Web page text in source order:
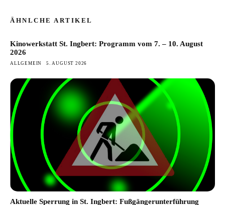
ÄHNLCHE ARTIKEL
Kinowerkstatt St. Ingbert: Programm vom 7. – 10. August
2026
ALLGEMEIN 5. AUGUST 2026
Aktuelle Sperrung in St. Ingbert: Fußgängerunterführung